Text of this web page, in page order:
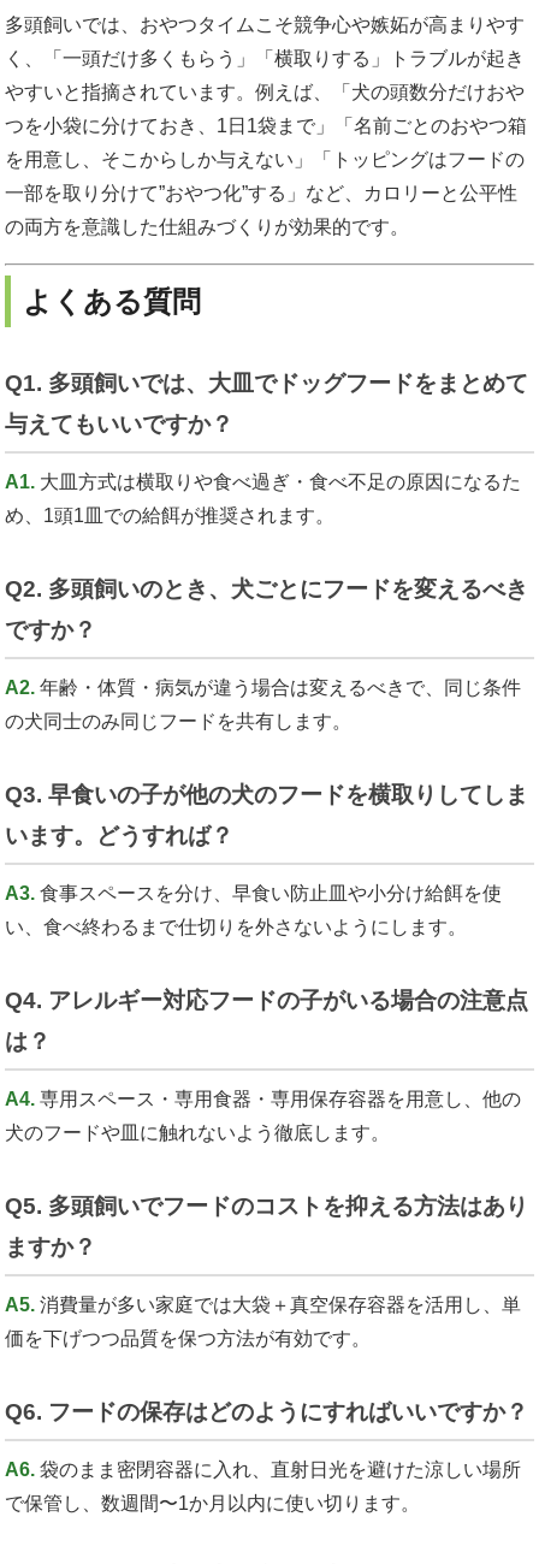
多頭飼いでは、おやつタイムこそ競争心や嫉妬が高まりやす
く、「一頭だけ多くもらう」「横取りする」トラブルが起き
やすいと指摘されています。例えば、「犬の頭数分だけおや
つを小袋に分けておき、1日1袋まで」「名前ごとのおやつ箱
を用意し、そこからしか与えない」「トッピングはフードの
一部を取り分けて”おやつ化”する」など、カロリーと公平性
の両方を意識した仕組みづくりが効果的です。
よくある質問
Q1. 多頭飼いでは、大皿でドッグフードをまとめて
与えてもいいですか？
A1. 大皿方式は横取りや食べ過ぎ・食べ不足の原因になるた
め、1頭1皿での給餌が推奨されます。
Q2. 多頭飼いのとき、犬ごとにフードを変えるべき
ですか？
A2. 年齢・体質・病気が違う場合は変えるべきで、同じ条件
の犬同士のみ同じフードを共有します。
Q3. 早食いの子が他の犬のフードを横取りしてしま
います。どうすれば？
A3. 食事スペースを分け、早食い防止皿や小分け給餌を使
い、食べ終わるまで仕切りを外さないようにします。
Q4. アレルギー対応フードの子がいる場合の注意点
は？
A4. 専用スペース・専用食器・専用保存容器を用意し、他の
犬のフードや皿に触れないよう徹底します。
Q5. 多頭飼いでフードのコストを抑える方法はあり
ますか？
A5. 消費量が多い家庭では大袋＋真空保存容器を活用し、単
価を下げつつ品質を保つ方法が有効です。
Q6. フードの保存はどのようにすればいいですか？
A6. 袋のまま密閉容器に入れ、直射日光を避けた涼しい場所
で保管し、数週間〜1か月以内に使い切ります。